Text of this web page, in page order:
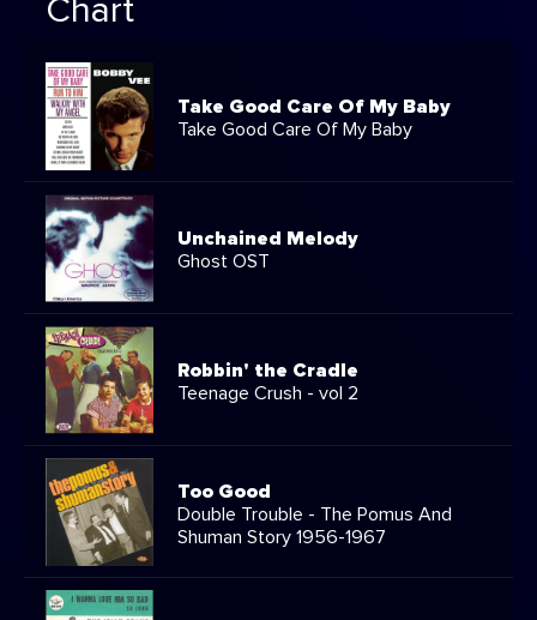
Chart
Take Good Care Of My Baby
Take Good Care Of My Baby
Unchained Melody
Ghost OST
Robbin' the Cradle
Teenage Crush - vol 2
Too Good
Double Trouble - The Pomus And
Shuman Story 1956-1967